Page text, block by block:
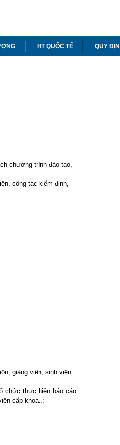
HT QUỐC TẾ QUY
chương trình đào tạo,
công tác kiểm định,
giảng viên, sinh viên
chức thực hiện báo cáo
cấp khoa..;